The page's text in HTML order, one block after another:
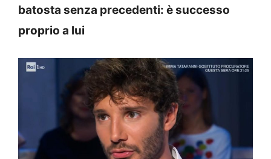
batosta senza precedenti: è successo
proprio a lui